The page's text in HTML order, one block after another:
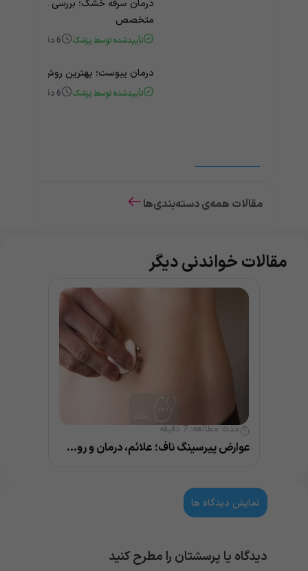
درمان سرفه خشک؛ بررسی علت و
متخصص
تأییدشده توسط پزشک 6 دقیقه
درمان یبوست؛ بهترین روش‌های
تأییدشده توسط پزشک 6 دقیقه
مقالات همه‌ی دسته‌بندی‌ها
مقالات خواندنی دیگر
مدت مطالعه:7 دقیقه
عوارض پیرسینگ ناف؛ علائم، درمان و روش های پیشگیری
نمایش دیدگاه ها
دیدگاه یا پرسشتان را مطرح کنید